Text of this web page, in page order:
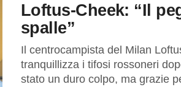
Loftus-Cheek: “Il
spalle”
Il centrocampista del Milan
tranquillizza i tifosi rossoneri
stato un duro colpo, ma grazie